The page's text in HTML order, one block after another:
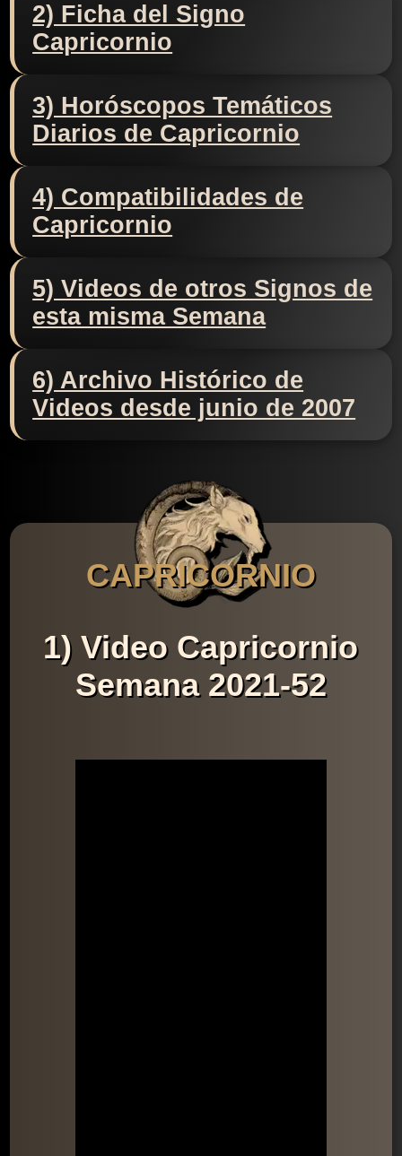
2) Ficha del Signo
Capricornio
3) Horóscopos Temáticos
Diarios de Capricornio
4) Compatibilidades de
Capricornio
5) Videos de otros Signos de
esta misma Semana
6) Archivo Histórico de
Videos desde junio de 2007
CAPRICORNIO
1) Video Capricornio
Semana 2021-52